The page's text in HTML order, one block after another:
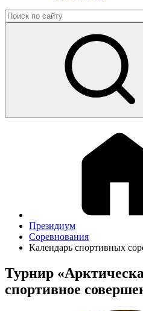
Президиум
Соревнования
Календарь спортивных
Турнир
спортивное